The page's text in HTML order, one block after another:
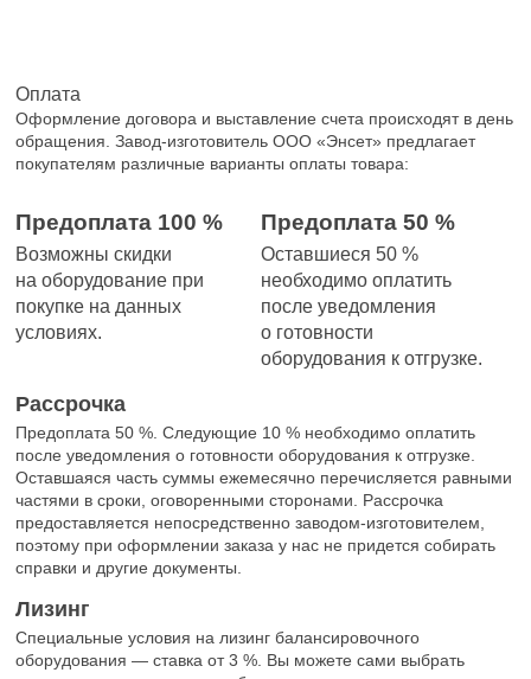
Оплата
Оформление договора и выставление счета происходят в день
обращения. Завод-изготовитель ООО «Энсет» предлагает
покупателям различные варианты оплаты товара:
Предоплата 100 %
Возможны скидки
на оборудование при
покупке на данных
условиях.
Предоплата 50 %
Оставшиеся 50 %
необходимо оплатить
после уведомления
о готовности
оборудования к отгрузке.
Рассрочка
Предоплата 50 %. Следующие 10 % необходимо оплатить
после уведомления о готовности оборудования к отгрузке.
Оставшаяся часть суммы ежемесячно перечисляется равными
частями в сроки, оговоренными сторонами. Рассрочка
предоставляется непосредственно заводом-изготовителем,
поэтому при оформлении заказа у нас не придется собирать
справки и другие документы.
Лизинг
Специальные условия на лизинг балансировочного
оборудования — ставка от 3 %. Вы можете сами выбрать